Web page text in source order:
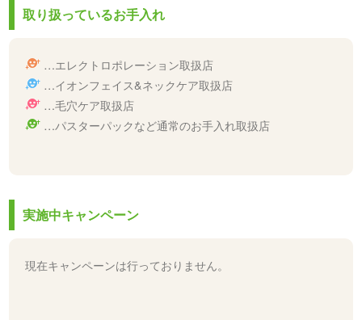
取り扱っているお手入れ
…エレクトロポレーション取扱店
…イオンフェイス&ネックケア取扱店
…毛穴ケア取扱店
…パスターパックなど通常のお手入れ取扱店
実施中キャンペーン
現在キャンペーンは行っておりません。